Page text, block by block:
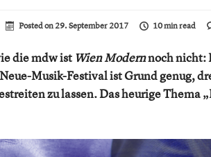
Posted on29. September 2017 10 min read
die mdw ist Wien Modernnoch nicht:
Musik-Festival ist Grund genug,
zu lassen. Das heurige Thema